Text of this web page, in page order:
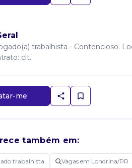
trabalhista - Contencioso.
clt.
me
também em:
trabalhista Vagas em Londrina/PR